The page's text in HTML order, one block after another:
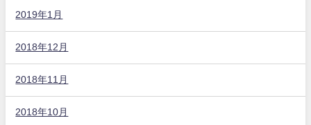
2019年1月
2018年12月
2018年11月
2018年10月